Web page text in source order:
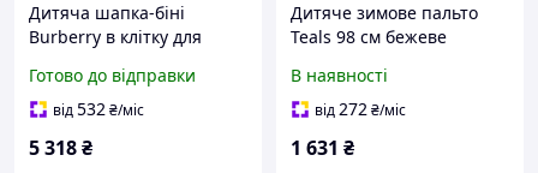
Дитяча шапка-біні
Burberry в клітку для
12 років із вовняної
тканини для холодної
Готово до відправки
від532₴/міс
5 318₴
Дитяче зимове пальто
Teals 98 см бежеве
В наявності
від272₴/міс
1 631 ₴